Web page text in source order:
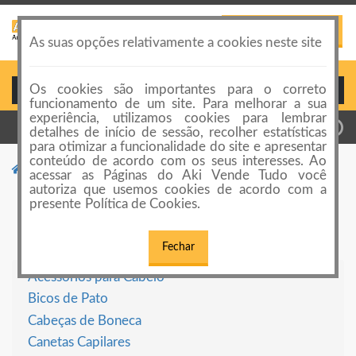
navigation
Login ou Cadastro
Categorias de anúncios Artigos para Cabeleireiros
Artigos para Cabeleireiros
Acessórios para Cabelo
Bicos de Pato
Cabeças de Boneca
Canetas Capilares
As suas opções relativamente a cookies neste site
Os cookies são importantes para o correto
funcionamento de um site. Para melhorar a sua
experiência, utilizamos cookies para lembrar
detalhes de início de sessão, recolher estatísticas
para otimizar a funcionalidade do site e apresentar
conteúdo de acordo com os seus interesses. Ao
acessar as Páginas do Aki Vende Tudo você
autoriza que usemos cookies de acordo com a
presente Política de Cookies.
Fechar